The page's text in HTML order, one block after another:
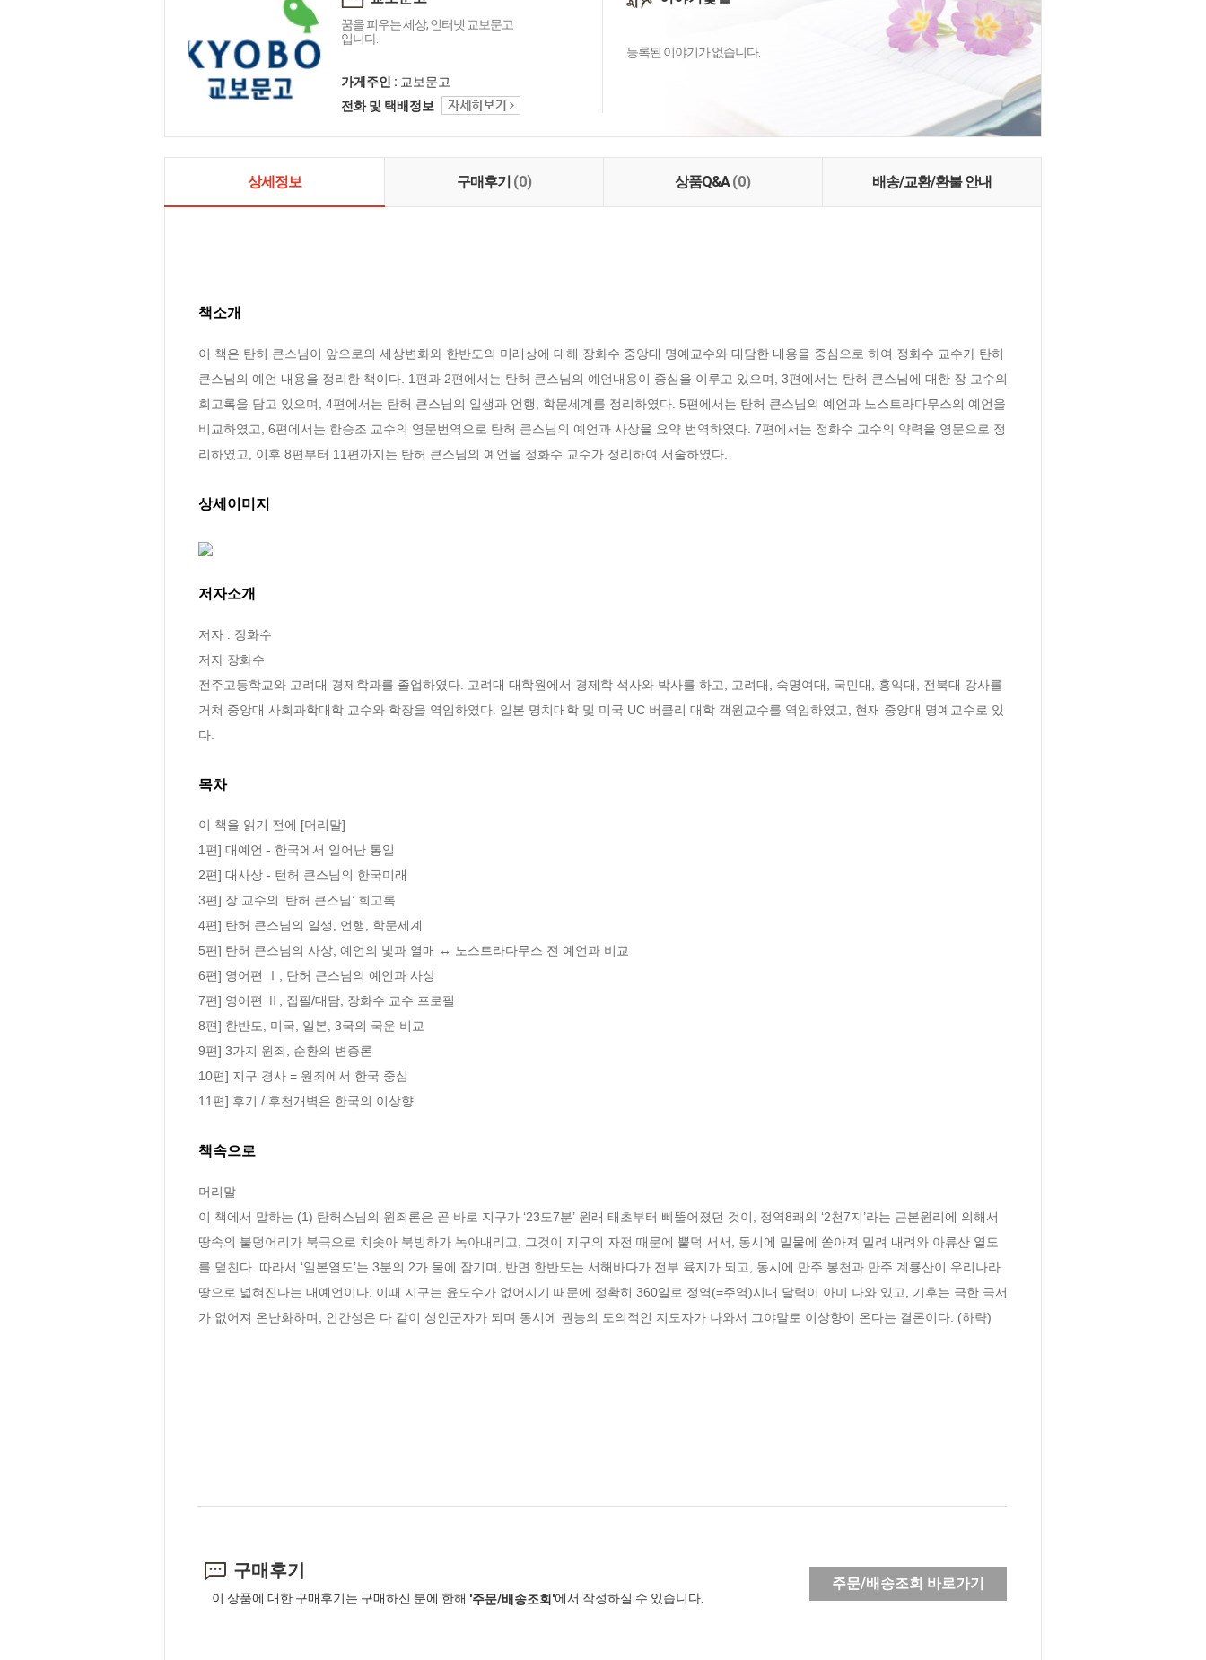
꿈을 피우는 세상, 인터넷 교보문고
입니다.
가게주인 : 교보문고
전화 및 택배정보
등록된 이야기가 없습니다.
상세정보 구매후기 (0) 상품Q&A(0) 배송/교환/환불 안내
책소개
이 책은 탄허 큰스님이 앞으로의 세상변화와 한반도의 미래상에 대해 장화수 중앙대 명예교수와 대담한 내용을 중심으로 하여 정화수 교수가 탄허
큰스님의 예언 내용을 정리한 책이다. 1편과 2편에서는 탄허 큰스님의 예언내용이 중심을 이루고 있으며, 3편에서는 탄허 큰스님에 대한 장 교수의
회고록을 담고 있으며, 4편에서는 탄허 큰스님의 일생과 언행, 학문세계를 정리하였다. 5편에서는 탄허 큰스님의 예언과 노스트라다무스의 예언을
비교하였고, 6편에서는 한승조 교수의 영문번역으로 탄허 큰스님의 예언과 사상을 요약 번역하였다. 7편에서는 정화수 교수의 약력을 영문으로 정
리하였고, 이후 8편부터 11편까지는 탄허 큰스님의 예언을 정화수 교수가 정리하여 서술하였다.
상세이미지
저자소개
저자 : 장화수
저자 장화수
전주고등학교와 고려대 경제학과를 졸업하였다. 고려대 대학원에서 경제학 석사와 박사를 하고, 고려대, 숙명여대, 국민대, 홍익대, 전북대 강사를
거쳐 중앙대 사회과학대학 교수와 학장을 역임하였다. 일본 명치대학 및 미국 UC 버클리 대학 객원교수를 역임하였고, 현재 중앙대 명예교수로 있
다.
목차
이 책을 읽기 전에 [머리말]
1편] 대예언 - 한국에서 일어난 통일
2편] 대사상 - 턴허 큰스님의 한국미래
3편] 장 교수의 ‘탄허 큰스님’ 회고록
4편] 탄허 큰스님의 일생, 언행, 학문세계
5편] 탄허 큰스님의 사상, 예언의 빛과 열매 ↔ 노스트라다무스 전 예언과 비교
6편] 영어편 Ⅰ, 탄허 큰스님의 예언과 사상
7편] 영어편 Ⅱ, 집필/대담, 장화수 교수 프로필
8편] 한반도, 미국, 일본, 3국의 국운 비교
9편] 3가지 원죄, 순환의 변증론
10편] 지구 경사 = 원죄에서 한국 중심
11편] 후기 / 후천개벽은 한국의 이상향
책속으로
머리말
이 책에서 말하는 (1) 탄허스님의 원죄론은 곧 바로 지구가 ‘23도7분’ 원래 태초부터 삐뚤어졌던 것이, 정역8쾌의 ‘2천7지’라는 근본원리에 의해서
땅속의 불덩어리가 북극으로 치솟아 북빙하가 녹아내리고, 그것이 지구의 자전 때문에 뿔덕 서서, 동시에 밀물에 쏟아져 밀려 내려와 아류산 열도
를 덮친다. 따라서 ‘일본열도’는 3분의 2가 물에 잠기며, 반면 한반도는 서해바다가 전부 육지가 되고, 동시에 만주 봉천과 만주 계룡산이 우리나라
땅으로 넓혀진다는 대예언이다. 이때 지구는 윤도수가 없어지기 때문에 정확히 360일로 정역(=주역)시대 달력이 아미 나와 있고, 기후는 극한 극서
가 없어져 온난화하며, 인간성은 다 같이 성인군자가 되며 동시에 권능의 도의적인 지도자가 나와서 그야말로 이상향이 온다는 결론이다. (하략)
구매후기
이 상품에 대한 구매후기는 구매하신 분에 한해 '주문/배송조회'에서 작성하실 수 있습니다.
주문/배송조회 바로가기